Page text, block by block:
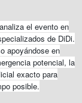
el evento en
de DiDi.
apoyándose en
potencial, la
exacto para
posible.